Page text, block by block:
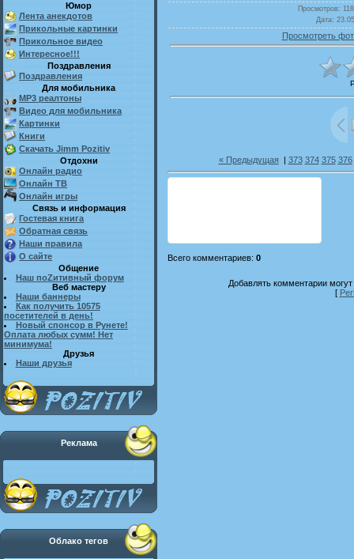
Юмор
Лента анекдотов
Прикольные картинки
Прикольное видео
Интересное!!!
Поздравления
Поздравления
Для мобильника
MP3 реалтоны
Видео для мобильника
Картинки
Книги
Скачать Jimm Pozitiv
Отдохни
Онлайн радио
Онлайн ТВ
Онлайн игры
Связь и информация
Гостевая книга
Обратная связь
Наши правила
О сайте
Общение
Наш поZитивный форум
Веб мастеру
Наши баннеры
Как получить 10575
посетителей в день!
Новый спонсор в Рунете!
Оплата любых сумм! Нет
минимума!
Друзья
Наши друзья
Реклама
Облако тегов
Просмотров:
Дата:
Просмотреть
« Предыдущая| 373 374 375 376
Всего комментариев: 0
Добавлять комментарии
[